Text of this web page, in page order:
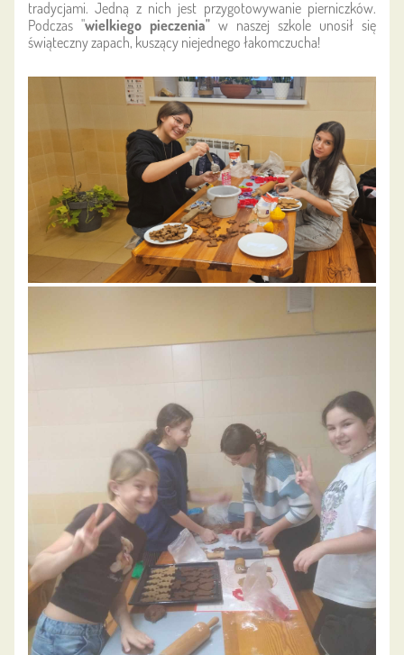
tradycjami. Jedną z nich jest przygotowywanie pierniczków.
Podczas "wielkiego pieczenia" w naszej szkole unosił się
świąteczny zapach, kuszący niejednego łakomczucha!